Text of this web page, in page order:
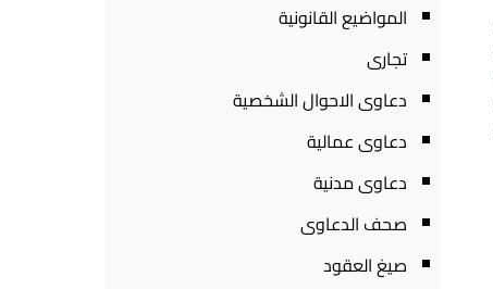
المواضيع القانونية
تجارى
دعاوى الاحوال الشخصية
دعاوى عمالية
دعاوى مدنية
صحف الدعاوى
صيغ العقود